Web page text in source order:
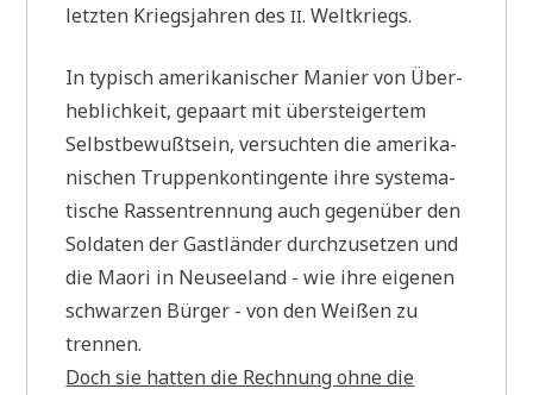
letz­ten Kriegs­jah­ren desII. Weltkriegs.
In typisch ame­ri­ka­ni­scher Manier von Über­
heb­lich­keit, gepaart mit über­stei­ger­tem
Selbst­be­wußt­sein, ver­such­ten die ame­ri­ka­
ni­schen Trup­pen­kon­tin­gen­te ihre syste­ma­
ti­sche Ras­sen­tren­nung auch gegen­über den
Sol­da­ten der Gast­län­der durch­zu­set­zen und
die Mao­ri in Neu­see­land - wie ihre eige­nen
schwar­zen Bür­ger - von den Wei­ßen zu
trennen.
Doch sie hat­ten die Rech­nung ohne die